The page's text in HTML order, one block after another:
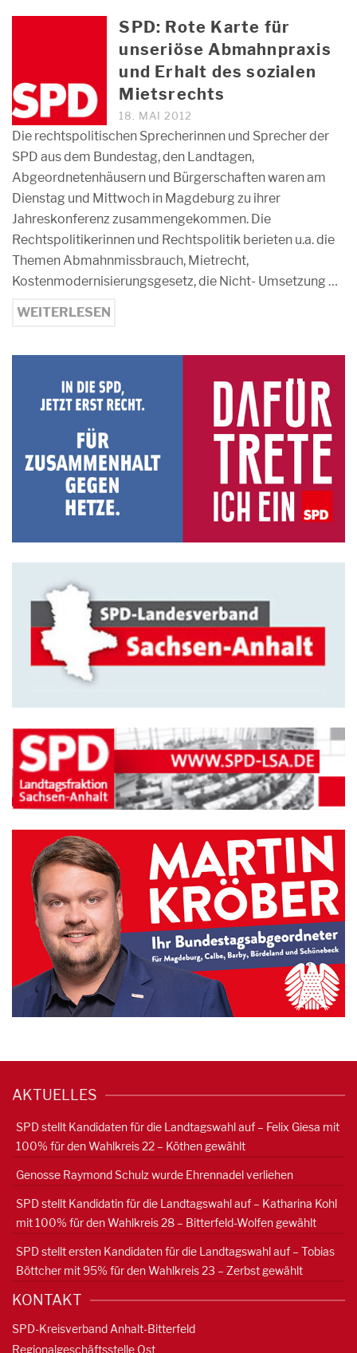
SPD: Rote Karte für
unseriöse Abmahnpraxis
und Erhalt des sozialen
Mietsrechts
18. MAI 2012
Die rechtspolitischen Sprecherinnen und Sprecher der
SPD aus dem Bundestag, den Landtagen,
Abgeordnetenhäusern und Bürgerschaften waren am
Dienstag und Mittwoch in Magdeburg zu ihrer
Jahreskonferenz zusammengekommen. Die
Rechtspolitikerinnen und Rechtspolitik berieten u.a. die
Themen Abmahnmissbrauch, Mietrecht,
Kostenmodernisierungsgesetz, die Nicht- Umsetzung …
WEITERLESEN
AKTUELLES
SPD stellt Kandidaten für die Landtagswahl auf – Felix Giesa mit
100% für den Wahlkreis 22 – Köthen gewählt
Genosse Raymond Schulz wurde Ehrennadel verliehen
SPD stellt Kandidatin für die Landtagswahl auf – Katharina Kohl
mit 100% für den Wahlkreis 28 – Bitterfeld-Wolfen gewählt
SPD stellt ersten Kandidaten für die Landtagswahl auf – Tobias
Böttcher mit 95% für den Wahlkreis 23 – Zerbst gewählt
KONTAKT
SPD-Kreisverband Anhalt-Bitterfeld
Regionalgeschäftsstelle Ost